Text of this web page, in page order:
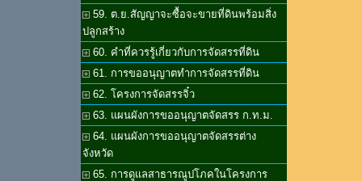
59. ต.ย.สัญญาจะซื้อจะขายที่ดินพร้อมสิ่ง
ปลูกสร้าง
60. คำที่ควรรู้เกี่ยวกับการจัดสรรที่ดิน
61. การขออนุญาตทำการจัดสรรที่ดิน
62. โครงการจัดสรรจิ๋ว
63. แผนผังการขออนุญาตจัดสรร ก.ท.ม.
64. แผนผังการขออนุญาตจัดสรรต่าง
จังหวัด
65. การดูแลสาธารณูปโภคในโครงการ